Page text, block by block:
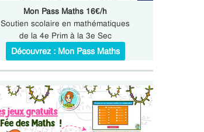
Mon Pass Maths 16€/h
Soutien scolaire en mathématiques
de la 4e Prim à la 3e Sec
Découvrez : Mon Pass Maths